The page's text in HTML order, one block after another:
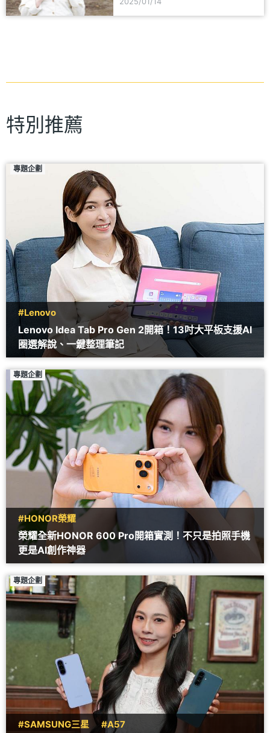
特別推薦
專題企劃
#Lenovo
Lenovo Idea Tab Pro Gen 2開箱！13吋大平板支援AI
圈選解說、一鍵整理筆記
專題企劃
#HONOR榮耀
榮耀全新HONOR 600 Pro開箱實測！不只是拍照手機
更是AI創作神器
專題企劃
#SAMSUNG三星 #A57